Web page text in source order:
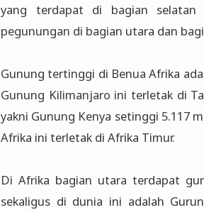
yang terdapat di bagian
pegunungan di bagian utara dan
Gunung tertinggi di Benua Afrika
Gunung Kilimanjaro ini terletak di
yakni Gunung Kenya setinggi 5.117
Afrika ini terletak di Afrika Timur.
Di Afrika bagian utara terdapat
sekaligus di dunia ini adalah